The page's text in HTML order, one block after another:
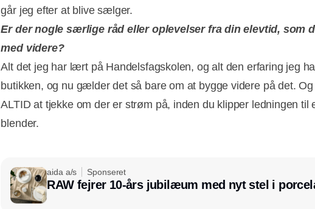
går jeg efter at blive sælger.
Er der nogle særlige råd eller oplevelser fra din elevtid, som
med videre?
Alt det jeg har lært på Handelsfagskolen, og alt den erfaring jeg
butikken, og nu gælder det så bare om at bygge videre på det.
ALTID at tjekke om der er strøm på, inden du klipper ledningen til
blender.
aida a/s Sponseret
RAW fejrer 10-års jubilæum med nyt stel i